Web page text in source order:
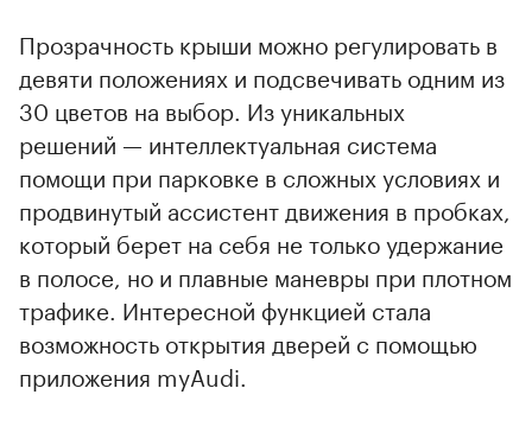
Прозрачность крыши можно регулировать в
девяти положениях и подсвечивать одним из
30 цветов на выбор. Из уникальных
решений — интеллектуальная система
помощи при парковке в сложных условиях и
продвинутый ассистент движения в пробках,
который берет на себя не только удержание
в полосе, но и плавные маневры при плотном
трафике. Интересной функцией стала
возможность открытия дверей с помощью
приложения myAudi.